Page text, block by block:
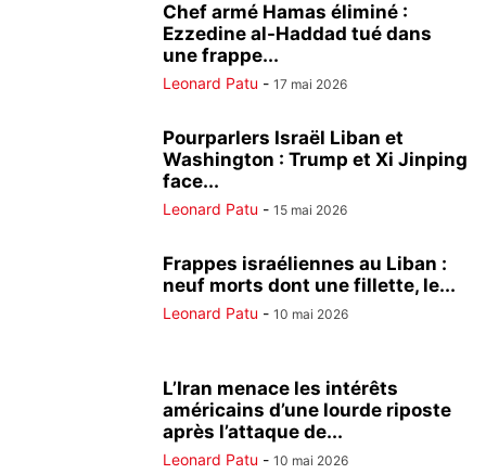
Chef armé Hamas éliminé :
Ezzedine al-Haddad tué dans
une frappe...
Leonard Patu - 17 mai 2026
Pourparlers Israël Liban et
Washington : Trump et Xi Jinping
face...
Leonard Patu - 15 mai 2026
Frappes israéliennes au Liban :
neuf morts dont une fillette, le...
Leonard Patu - 10 mai 2026
L’Iran menace les intérêts
américains d’une lourde riposte
après l’attaque de...
Leonard Patu - 10 mai 2026